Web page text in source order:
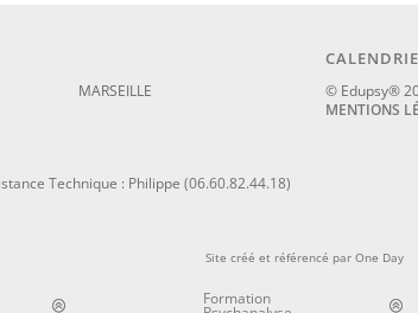
MARSEILLE
© Edupsy®
MENTIONS
Technique : Philippe (06.60.82.44.18)
Site créé et référencé par One Day
Formation